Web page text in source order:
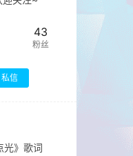
43
粉丝
私信
光》歌词